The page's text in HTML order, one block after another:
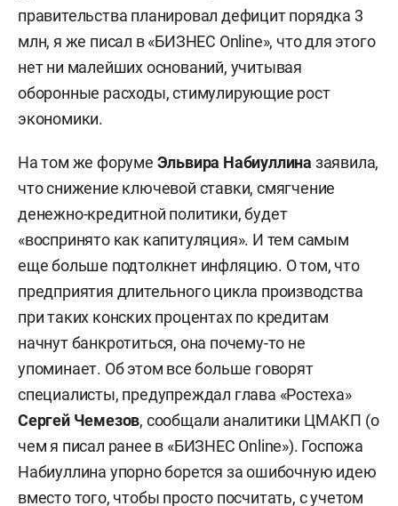
правительства планировал дефицит порядка 3
млн, я же писал в «БИЗНЕС Online», что для этого
нет ни малейших оснований, учитывая
оборонные расходы, стимулирующие рост
экономики.
На том же форуме Эльвира Набиуллина заявила,
что снижение ключевой ставки, смягчение
денежно-кредитной политики, будет
«воспринято как капитуляция». И тем самым
еще больше подтолкнет инфляцию. О том, что
предприятия длительного цикла производства
при таких конских процентах по кредитам
начнут банкротиться, она почему-то не
упоминает. Об этом все больше говорят
специалисты, предупреждал глава «Ростеха»
Сергей Чемезов, сообщали аналитики ЦМАКП (о
чем я писал ранее в «БИЗНЕС Online»). Госпожа
Набиуллина упорно борется за ошибочную идею
вместо того, чтобы просто посчитать, с учетом